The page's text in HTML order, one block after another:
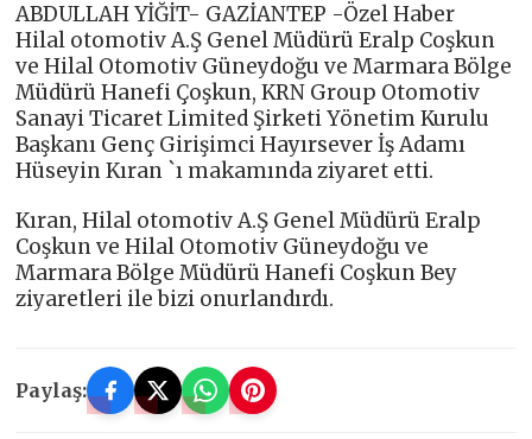
ABDULLAH YİĞİT- GAZİANTEP -Özel Haber
Hilal otomotiv A.Ş Genel Müdürü Eralp Coşkun
ve Hilal Otomotiv Güneydoğu ve Marmara Bölge
Müdürü Hanefi Çoşkun, KRN Group Otomotiv
Sanayi Ticaret Limited Şirketi Yönetim Kurulu
Başkanı Genç Girişimci Hayırsever İş Adamı
Hüseyin Kıran `ı makamında ziyaret etti.
Kıran, Hilal otomotiv A.Ş Genel Müdürü Eralp
Coşkun ve Hilal Otomotiv Güneydoğu ve
Marmara Bölge Müdürü Hanefi Coşkun Bey
ziyaretleri ile bizi onurlandırdı.
Paylaş: